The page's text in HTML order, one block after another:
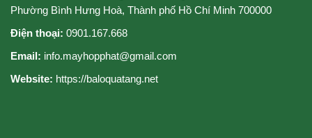
Phường Bình Hưng Hoà, Thành phố Hồ Chí Minh 700000
Điện thoại: 0901.167.668
Email: info.mayhopphat@gmail.com
Website: https://baloquatang.net